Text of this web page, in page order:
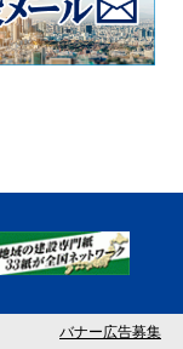
バナー広告募集